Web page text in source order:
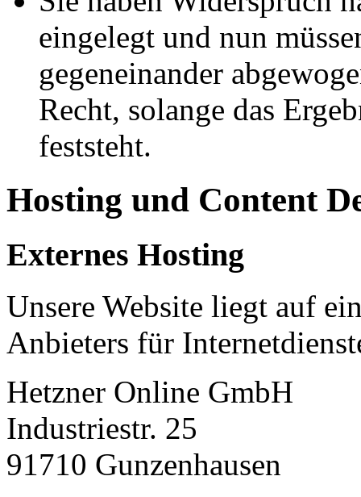
eingelegt und nun
gegeneinander
Recht, solange das
feststeht.
Hosting und Content
Externes Hosting
Unsere Website liegt auf
Anbieters für
Hetzner Online GmbH
Industriestr. 25
91710 Gunzenhausen